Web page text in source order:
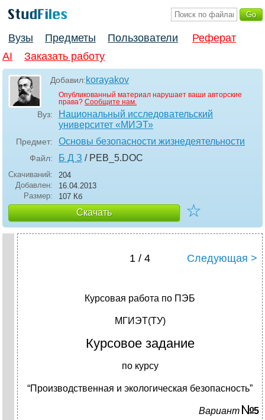
Вузы Предметы Пользователи
Реферат
AI
Заказать работу
Добавил:korayakov
Опубликованный материал нарушает ваши авторские
права? Сообщите нам.
Вуз:
Национальный исследовательский
университет «МИЭТ»
Предмет: Основы безопасности жизнедеятельности
Файл: Б Д З / PEB_5.DOC
Скачиваний:
204
Добавлен:
16.04.2013
Размер:
107 Кб
Скачать ☆
1 / 4 Следующая >
Курсовая работа по ПЭБ
МГИЭТ(ТУ)
Курсовое задание
по курсу
“Производственная и экологическая безопасность”
Вариант 5